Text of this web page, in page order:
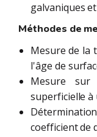
galvaniques
Méthodes de
Mesure de la
l'âge de
Mesure
superficielle à
coefficient de